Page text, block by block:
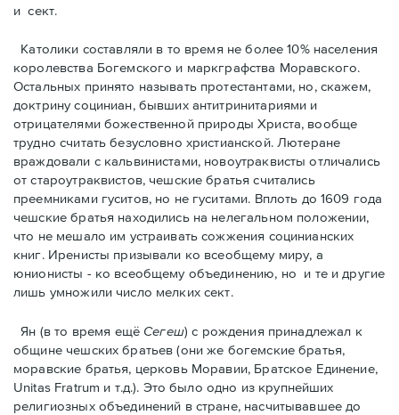
и сект.
Католики составляли в то время не более 10% населения
королевства Богемского и маркграфства Моравского.
Остальных принято называть протестантами, но, скажем,
доктрину социниан, бывших антитринитариями и
отрицателями божественной природы Христа, вообще
трудно считать безусловно христианской. Лютеране
враждовали с кальвинистами, новоутраквисты отличались
от староутраквистов, чешские братья считались
преемниками гуситов, но не гуситами. Вплоть до 1609 года
чешские братья находились на нелегальном положении,
что не мешало им устраивать сожжения социнианских
книг. Ирeнисты призывали ко всеобщему миру, а
юнионисты - ко всеобщему объединению, но и те и другие
лишь умножили число мелких сект.
Ян (в то время ещё Сегеш) с рождения принадлежал к
общине чешских братьев (они же богемские братья,
моравские братья, церковь Моравии, Братское Единение,
Unitas Fratrum и т.д.). Это было одно из крупнейших
религиозных объединений в стране, насчитывавшее до